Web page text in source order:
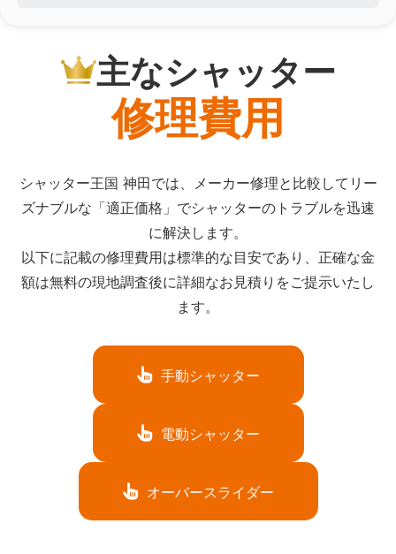
主なシャッター
修理費用
シャッター王国 神田では、メーカー修理と比較してリー
ズナブルな「適正価格」でシャッターのトラブルを迅速
に解決します。
以下に記載の修理費用は標準的な目安であり、正確な金
額は無料の現地調査後に詳細なお見積りをご提示いたし
ます。
手動シャッター
電動シャッター
オーバースライダー